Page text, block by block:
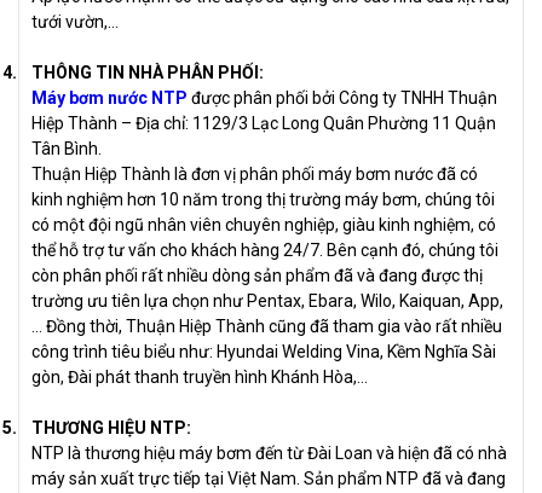
tưới vườn,…
4.
THÔNG TIN NHÀ PHÂN PHỐI:
Máy bơm nước NTP được phân phối bởi Công ty TNHH Thuận
Hiệp Thành – Địa chỉ: 1129/3 Lạc Long Quân Phường 11 Quận
Tân Bình.
Thuận Hiệp Thành là đơn vị phân phối máy bơm nước đã có
kinh nghiệm hơn 10 năm trong thị trường máy bơm, chúng tôi
có một đội ngũ nhân viên chuyên nghiệp, giàu kinh nghiệm, có
thể hỗ trợ tư vấn cho khách hàng 24/7. Bên cạnh đó, chúng tôi
còn phân phối rất nhiều dòng sản phẩm đã và đang được thị
trường ưu tiên lựa chọn như Pentax, Ebara, Wilo, Kaiquan, App,
… Đồng thời, Thuận Hiệp Thành cũng đã tham gia vào rất nhiều
công trình tiêu biểu như: Hyundai Welding Vina, Kềm Nghĩa Sài
gòn, Đài phát thanh truyền hình Khánh Hòa,…
5.
THƯƠNG HIỆU NTP:
NTP là thương hiệu máy bơm đến từ Đài Loan và hiện đã có nhà
máy sản xuất trực tiếp tại Việt Nam. Sản phẩm NTP đã và đang